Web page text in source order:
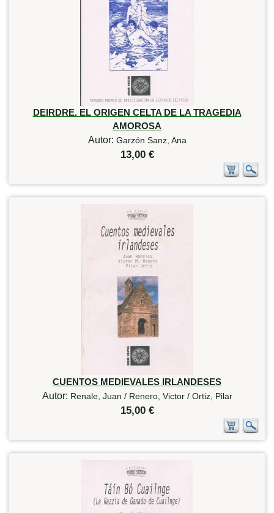
DEIRDRE. EL ORIGEN CELTA DE LA TRAGEDIA
AMOROSA
Autor: Garzón Sanz, Ana
13,00 €
CUENTOS MEDIEVALES IRLANDESES
Autor: Renale, Juan / Renero, Victor / Ortiz, Pilar
15,00 €